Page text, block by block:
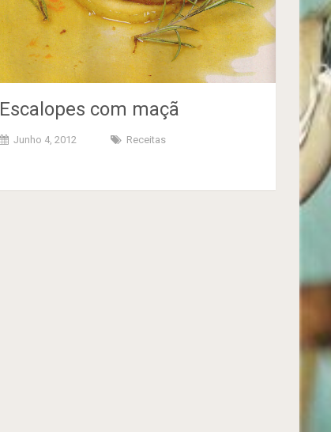
Escalopes com maçã
Junho 4, 2012 Receitas